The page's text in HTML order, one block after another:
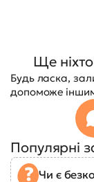
Ще
Будь ласка,
допоможе
Популярні
Чи є